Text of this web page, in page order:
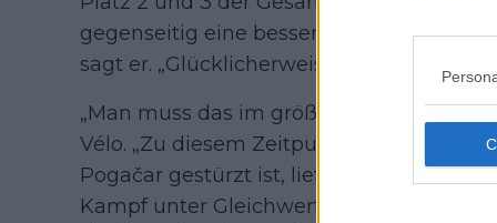
gegenseitig eine bessere Chance geben
sagt er. „Glücklicherweise ist das am Ende
„Man muss das im größeren Kontext
Vélo. „Zu diesem Zeitpunkt war es nicht
Pogačar gestürzt ist, lief das Rennen
Kampf unter Gleichwertigen, unter den